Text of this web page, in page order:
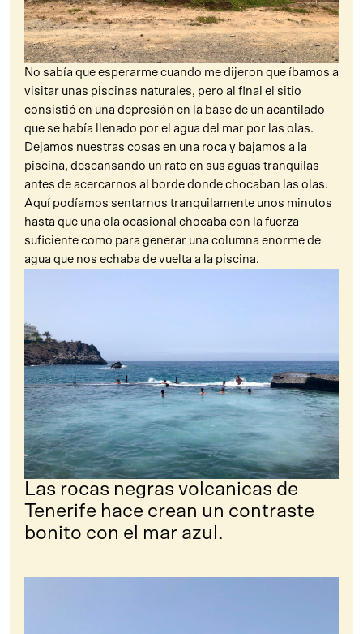
No sabía que esperarme cuando me dijeron que íbamos a
visitar unas piscinas naturales, pero al final el sitio
consistió en una depresión en la base de un acantilado
que se había llenado por el agua del mar por las olas.
Dejamos nuestras cosas en una roca y bajamos a la
piscina, descansando un rato en sus aguas tranquilas
antes de acercarnos al borde donde chocaban las olas.
Aquí podíamos sentarnos tranquilamente unos minutos
hasta que una ola ocasional chocaba con la fuerza
suficiente como para generar una columna enorme de
agua que nos echaba de vuelta a la piscina.
Las rocas negras volcanicas de
Tenerife hace crean un contraste
bonito con el mar azul.